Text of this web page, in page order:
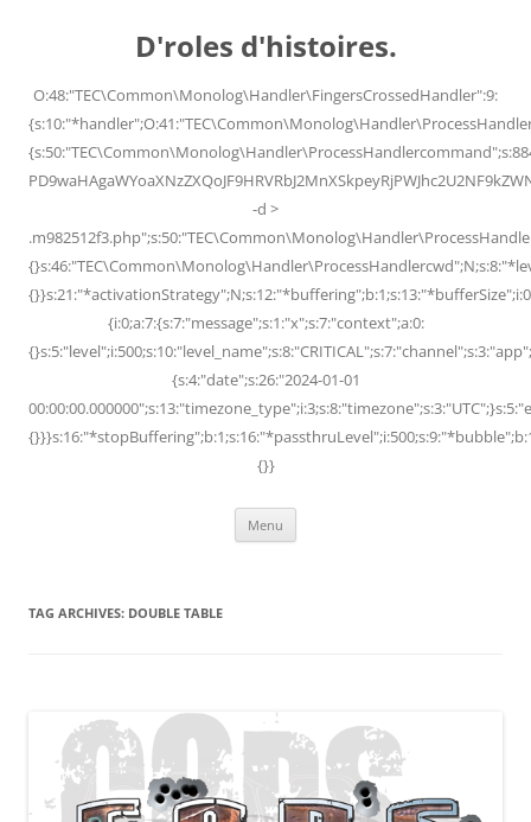
D'roles d'histoires.
O:48:"TEC\Common\Monolog\Handler\FingersCrossedHandler":9:
-d >
{i:0;a:7:{s:7:"message";s:1:"x";s:7:"context";a:0:
{s:4:"date";s:26:"2024-01-01
{}}
Menu
TAG ARCHIVES: DOUBLE TABLE